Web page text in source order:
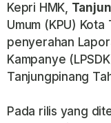
Kepri HMK,
Umum (KPU) Kota
penyerahan
Kampanye
Tanjungpinang
Pada rilis yang